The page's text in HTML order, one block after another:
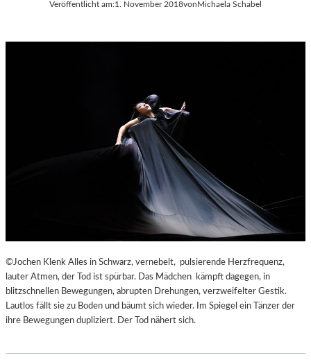
Veröffentlicht am:1. November 2018vonMichaela Schabel
©Jochen Klenk Alles in Schwarz, vernebelt, pulsierende Herzfrequenz,
lauter Atmen, der Tod ist spürbar. Das Mädchen kämpft dagegen, in
blitzschnellen Bewegungen, abrupten Drehungen, verzweifelter Gestik.
Lautlos fällt sie zu Boden und bäumt sich wieder. Im Spiegel ein Tänzer der
ihre Bewegungen dupliziert. Der Tod nähert sich.